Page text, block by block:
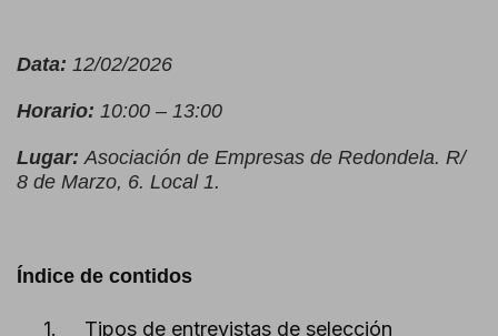
Data: 12/02/2026
Horario: 10:00 – 13:00
Lugar: Asociación de Empresas de Redondela. R/
8 de Marzo, 6. Local 1.
Índice de contidos
1. Tipos de entrevistas de selección